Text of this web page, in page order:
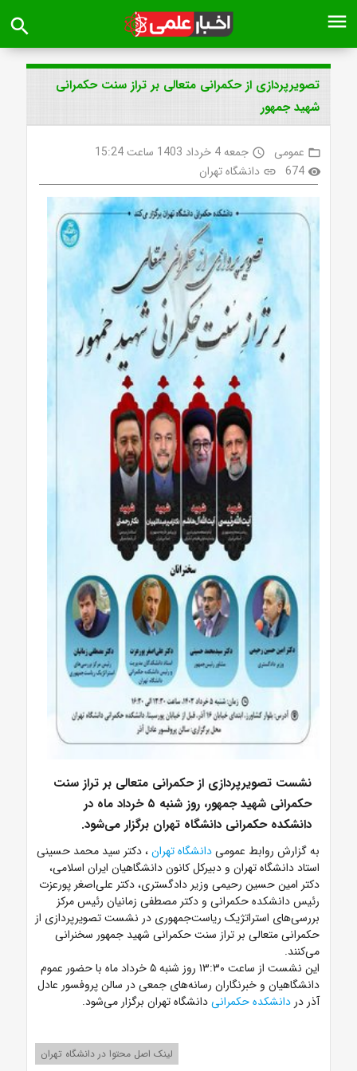
menu
search
تصویرپردازی از حکمرانی متعالی بر تراز سنت حکمرانی
شهید جمهور
folder_open عمومی access_time جمعه 4 خرداد 1403 ساعت 15:24
visibility
674
link دانشگاه تهران
نشست تصویرپردازی از حکمرانی متعالی بر تراز سنت
حکمرانی شهید جمهور، روز شنبه ۵ خرداد ماه در
دانشکده حکمرانی دانشگاه تهران برگزار می‌شود.
به گزارش روابط عمومیدانشگاه تهران، دکتر سید محمد حسینی
استاد دانشگاه تهران و دبیرکل کانون دانشگاهیان ایران اسلامی،
دکتر امین حسین رحیمی وزیر دادگستری، دکتر علی‌اصغر پورعزت
رئیس دانشکده حکمرانی و دکتر مصطفی زمانیان رئیس مرکز
بررسی‌های استراتژیک ریاست‌جمهوری در نشست تصویرپردازی از
حکمرانی متعالی بر تراز سنت حکمرانی شهید جمهور سخنرانی
می‌کنند.
این نشست از ساعت ۱۳:۳۰ روز شنبه ۵ خرداد ماه با حضور عموم
دانشگاهیان و خبرنگاران رسانه‌های جمعی در سالن پروفسور عادل
آذر در دانشکده حکمرانیدانشگاه تهران برگزار می‌شود.
لینک اصل محتوا در دانشگاه تهران